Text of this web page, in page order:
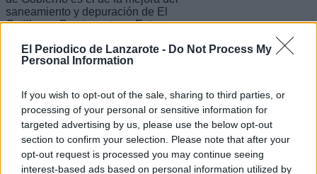
El Periodico de Lanzarote - Do Not Process My
Personal Information
If you wish to opt-out of the sale, sharing to third parties, or
processing of your personal or sensitive information for
targeted advertising by us, please use the below opt-out
section to confirm your selection. Please note that after your
opt-out request is processed you may continue seeing
interest-based ads based on personal information utilized by
saneamiento y depuración de El
Cotillo, en Fuerteventura. Este
mandato, tiene como fin “completar y
adaptar tanto el saneamiento como la
infraestructuras hidráulicas se adapten
a la nueva realidad de población”, ha
explicado Manuel Miranda.